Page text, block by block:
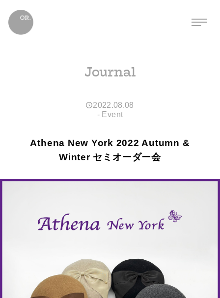
Journal
2022.08.08
- Event
Athena New York 2022 Autumn &
Winter セミオーダー会